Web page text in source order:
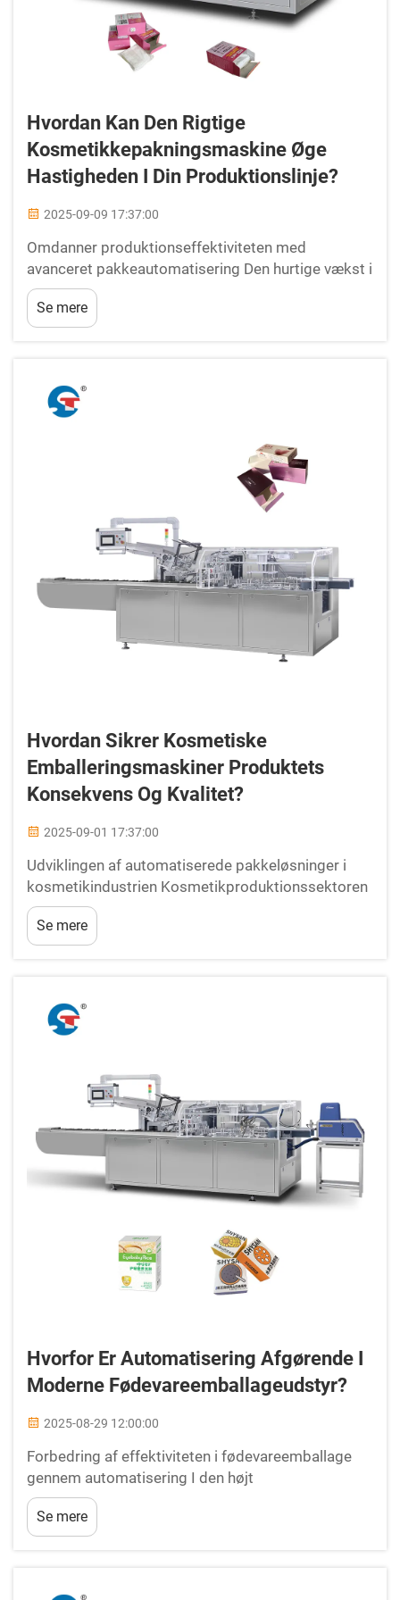
Hvordan Kan Den Rigtige
Kosmetikkepakningsmaskine Øge
Hastigheden I Din Produktionslinje?
2025-09-09 17:37:00
Omdanner produktionseffektiviteten med
avanceret pakkeautomatisering Den hurtige vækst i
skønhedsbranchen har stillet hidtil usete krav til
kosmetikproducenter om at øge deres
produktionskapacitet, samtidig med at de
Se mere
Hvordan Sikrer Kosmetiske
Emballeringsmaskiner Produktets
Konsekvens Og Kvalitet?
2025-09-01 17:37:00
Udviklingen af automatiserede pakkeløsninger i
kosmetikindustrien Kosmetikproduktionssektoren
har gennemgået en bemærkelsesværdig
transformation med integrationen af kosmetikke
pakningsmaskiner. Disse sofistikerede systemer
Se mere
Hvorfor Er Automatisering Afgørende I
Moderne Fødevareemballageudstyr?
2025-08-29 12:00:00
Forbedring af effektiviteten i fødevareemballage
gennem automatisering I den højt
konkurrencedygtige fødevareindustri spiller
emballage en afgørende rolle, ikke kun i forhold til
produktbevarelse, men også i forhold til
Se mere